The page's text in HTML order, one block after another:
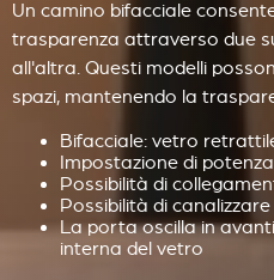
Un camino bifacciale
trasparenza attraverso due
all'altra. Questi modelli
spazi, mantenendo la
Bifacciale: vetro
Impostazione di potenza
Possibilità di
Possibilità di
La porta oscilla in
interna del vetro